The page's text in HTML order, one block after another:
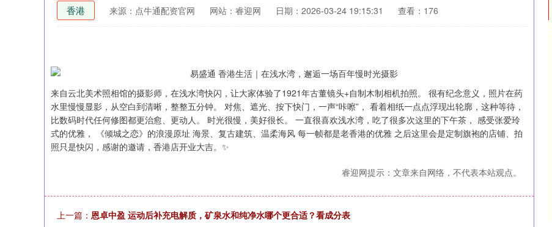
香港 来源：点牛通配资官网 网站：睿迎网 日期：2026-03-24 19:15:31 查看：176
来自云北美术照相馆的摄影师，在浅水湾快闪，让大家体验了1921年古董镜头+自制木制相机拍照。 很有纪念意义，照片在药
水里慢慢显影，从空白到清晰，整整五分钟。 对焦、遮光、按下快门，一声“咔嚓”， 看着相纸一点点浮现出轮廓，这种等待，
比数码时代任何修图都更治愈、更动人。 时光很慢，美好很长。 一直很喜欢浅水湾，吃了很多次这里的下午茶， 感受张爱玲
式的优雅， 《倾城之恋》的浪漫原址 海景、复古建筑、温柔海风 每一帧都是老香港的优雅 之后这里会是定制旗袍的店铺、拍
照只是快闪，感谢的邀请，香港店开业大吉。✨
睿迎网提示：文章来自网络，不代表本站观点。
上一篇： 恩卓中盈 运动后补充电解质，矿泉水和纯净水哪个更合适？看成分表